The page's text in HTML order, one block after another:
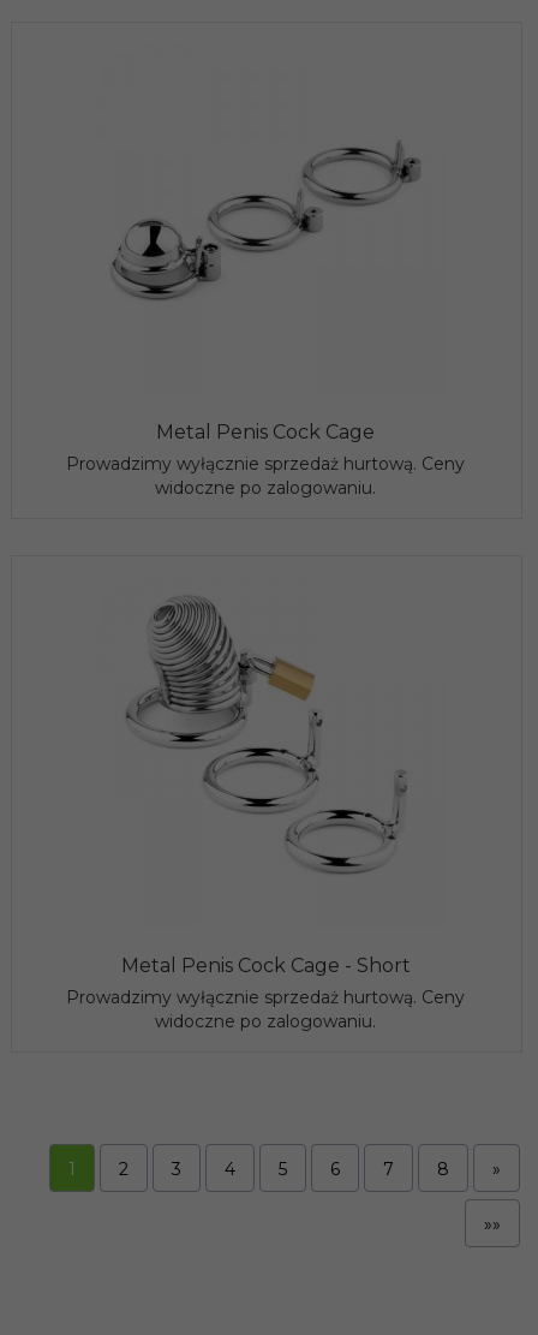
Metal Penis Cock Cage
Prowadzimy wyłącznie sprzedaż hurtową. Ceny
widoczne po zalogowaniu.
Metal Penis Cock Cage - Short
Prowadzimy wyłącznie sprzedaż hurtową. Ceny
widoczne po zalogowaniu.
1 2 3 4 5 6 7 8 »
»»